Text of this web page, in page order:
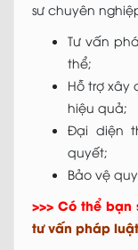
sư chuyên
Tư vấn
thể;
Hỗ trợ xây
hiệu quả;
Đại diện
quyết;
Bảo vệ
>>> Có thể
tư vấn pháp luật